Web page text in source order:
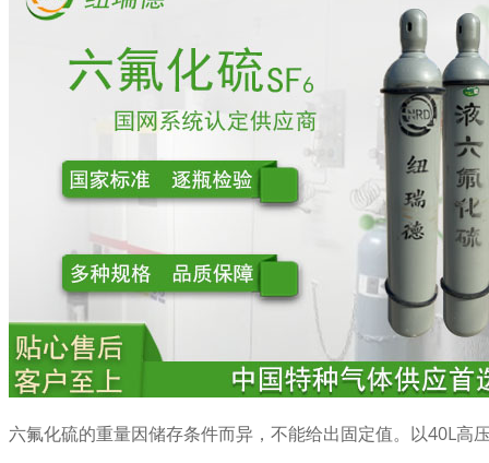
六氟化硫的重量因储存条件而异，不能给出固定值。以40L高